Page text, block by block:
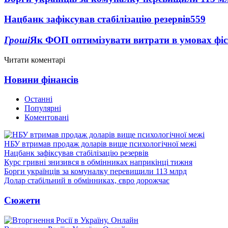
Нацбанк зафіксував стабілізацію резервів559
ГрошіЯк ФОП оптимізувати витрати в умовах
Читати коментарі
Новини фінансів
Останні
Популярні
Коментовані
НБУ втримав продаж доларів вище психологічної межі
Нацбанк зафіксував стабілізацію резервів
Курс гривні знизився в обмінниках наприкінці тижня
Борги українців за комуналку перевищили 113 млрд
Долар стабільний в обмінниках, євро дорожчає
Сюжети